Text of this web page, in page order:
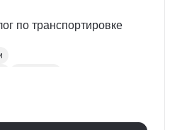
по транспортировке